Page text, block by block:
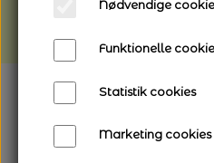
Vi gør opmærksom
længere leveringstid
Nødvendige
Funktionelle
Statistik cookies
Marketing cookies